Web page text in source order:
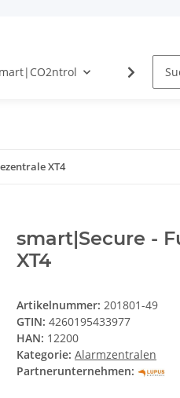
XT4
smart|Secure -
XT4
Artikelnummer: 201801-49
GTIN: 4260195433977
HAN: 12200
Kategorie: Alarmzentralen
Partnerunternehmen: